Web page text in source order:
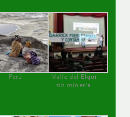
Perú
Valle del Elqui
sin minería.